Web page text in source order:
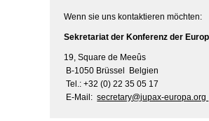
Wenn sie uns kontaktieren möchten:
Sekretariat der Konferenz der
19, Square de Meeûs
B-1050 Brüssel Belgien
Tel.: +32 (0) 22 35 05 17
E-Mail:secretary@jupax-europa.org